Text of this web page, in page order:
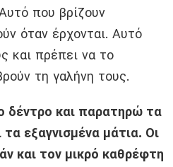
που βρίζουν
όταν έρχονται. Αυτό
και πρέπει να το
τη γαλήνη τους.
δέντρο και παρατηρώ τα
εξαγνισμένα μάτια. Οι
και τον μικρό καθρέφτη